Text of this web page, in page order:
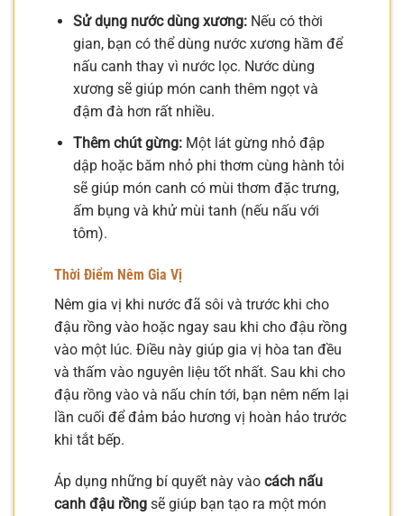
Sử dụng nước dùng xương:Nếu có thời
gian, bạn có thể dùng nước xương hầm để
nấu canh thay vì nước lọc. Nước dùng
xương sẽ giúp món canh thêm ngọt và
đậm đà hơn rất nhiều.
Thêm chút gừng:Một lát gừng nhỏ đập
dập hoặc băm nhỏ phi thơm cùng hành tỏi
sẽ giúp món canh có mùi thơm đặc trưng,
ấm bụng và khử mùi tanh (nếu nấu với
tôm).
Thời Điểm Nêm Gia Vị
Nêm gia vị khi nước đã sôi và trước khi cho
đậu rồng vào hoặc ngay sau khi cho đậu rồng
vào một lúc. Điều này giúp gia vị hòa tan đều
và thấm vào nguyên liệu tốt nhất. Sau khi cho
đậu rồng vào và nấu chín tới, bạn nêm nếm lại
lần cuối để đảm bảo hương vị hoàn hảo trước
khi tắt bếp.
Áp dụng những bí quyết này vào cách nấu
canh đậu rồng sẽ giúp bạn tạo ra một món